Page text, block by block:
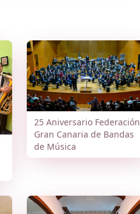
25 Aniversario Federación
Gran Canaria de Bandas
de Música